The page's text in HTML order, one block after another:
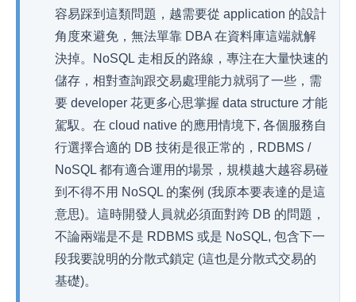
容易踩到這類問題，越需要從 application 的設計
角度來避免，無法單靠 DBA 在資料庫這端就解
決掉。NoSQL 走相反的路線，專注在大量快速的
儲存，相對查詢跟交易處理能力就弱了一些，需
要 developer 花更多心思掌握 data structure 才能
駕馭。在 cloud native 的應用情境下, 各個服務自
行選擇合適的 DB 技術是很正常的，RDBMS /
NoSQL 都有適合運用的場景，規模越大越容易碰
到不得不用 NoSQL 的案例 (我原本要表達的是這
意思)。這時開發人員就必須面對跨 DB 的問題，
不論兩端是不是 RDBMS 或是 NoSQL, 包含下一
段我要說明的分散式鎖定 (這也是分散式交易的
基礎)。